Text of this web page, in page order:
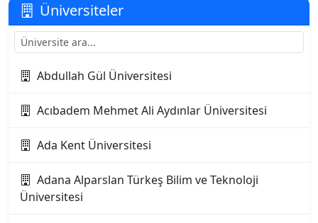
Üniversiteler
Abdullah Gül Üniversitesi
Acıbadem Mehmet Ali Aydınlar Üniversitesi
Ada Kent Üniversitesi
Adana Alparslan Türkeş Bilim ve Teknoloji
Üniversitesi